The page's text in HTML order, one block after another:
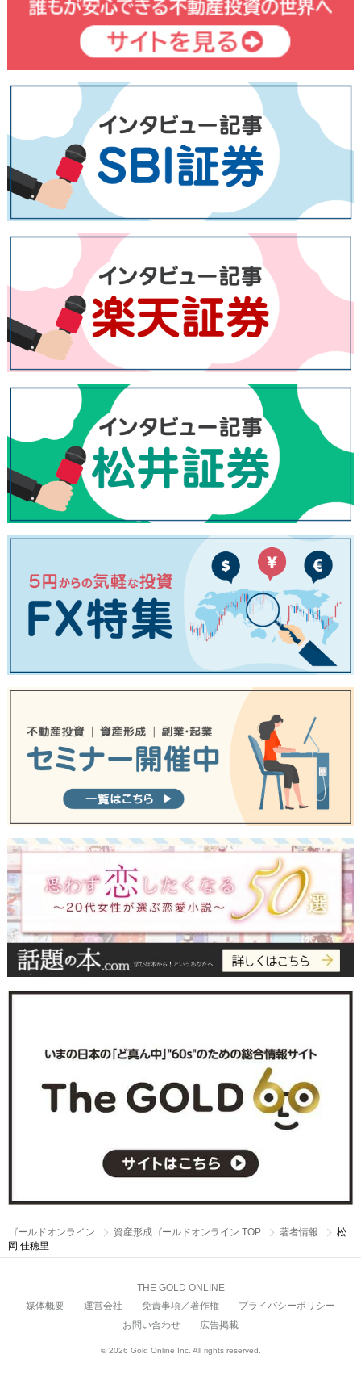
ゴールドオンライン 資産形成ゴールドオンライン TOP 著者情報
松
岡 佳穂里
THE GOLD ONLINE
媒体概要
運営会社 免責事項／著作権
プライバシーポリシー
お問い合わせ
広告掲載
© 2026 Gold Online Inc. All rights reserved.